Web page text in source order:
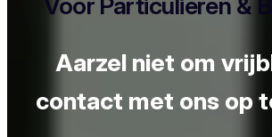
Aarzel niet om
contact met ons op